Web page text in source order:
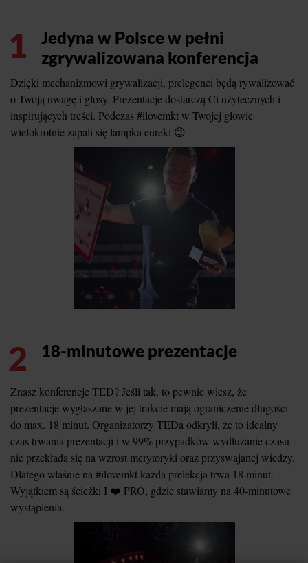
1
Jedyna w Polsce w pełni
zgrywalizowana konferencja
Dzięki mechanizmowi grywalizacji, prelegenci będą rywalizować
o Twoją uwagę i głosy. Prezentacje dostarczą Ci użytecznych i
inspirujących treści. Podczas #ilovemkt w Twojej głowie
wielokrotnie zapali się lampka eureki 😉
2 18-minutowe prezentacje
Znasz konferencje TED? Jeśli tak, to pewnie wiesz, że
prezentacje wygłaszane w jej trakcie mają ograniczenie długości
do max. 18 minut. Organizatorzy TEDa odkryli, że to idealny
czas trwania prezentacji i w 99% przypadków wydłużanie czasu
nie przekłada się na wzrost merytoryki oraz przyswajanej wiedzy.
Dlatego właśnie na #ilovemkt każda prelekcja trwa 18 minut.
Wyjątkiem są ścieżki I ❤️ PRO, gdzie stawiamy na 40-minutowe
wystąpienia.